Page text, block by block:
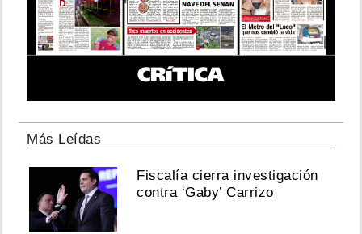
Más Leídas
Fiscalía cierra investigación
contra ‘Gaby’ Carrizo